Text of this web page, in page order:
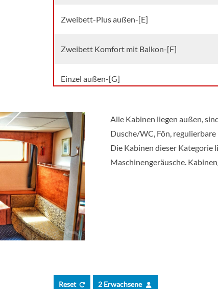
Zweibett-Plus außen-[E]
Zweibett Komfort mit Balkon-[F]
Einzel außen-[G]
Alle Kabinen liegen außen,
Dusche/WC, Fön, regulierbare
Die Kabinen dieser Kategorie
Maschinengeräusche.
Reset 2 Erwachsene